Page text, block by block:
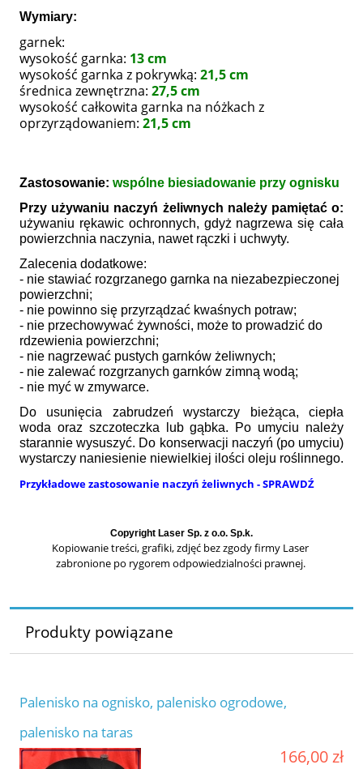
Wymiary:
garnek:
wysokość garnka: 13 cm
wysokość garnka z pokrywką: 21,5 cm
średnica zewnętrzna: 27,5 cm
wysokość całkowita garnka na nóżkach z
oprzyrządowaniem: 21,5 cm
Zastosowanie: wspólne biesiadowanie przy ognisku
Przy używaniu naczyń żeliwnych należy pamiętać o:
używaniu rękawic ochronnych, gdyż nagrzewa się cała
powierzchnia naczynia, nawet rączki i uchwyty.
Zalecenia dodatkowe:
- nie stawiać rozgrzanego garnka na niezabezpieczonej
powierzchni;
- nie powinno się przyrządzać kwaśnych potraw;
- nie przechowywać żywności, może to prowadzić do
rdzewienia powierzchni;
- nie nagrzewać pustych garnków żeliwnych;
- nie zalewać rozgrzanych garnków zimną wodą;
- nie myć w zmywarce.
Do usunięcia zabrudzeń wystarczy bieżąca, ciepła
woda oraz szczoteczka lub gąbka. Po umyciu należy
starannie wysuszyć. Do konserwacji naczyń (po umyciu)
wystarczy naniesienie niewielkiej ilości oleju roślinnego.
Przykładowe zastosowanie naczyń żeliwnych - SPRAWDŹ
Copyright Laser Sp. z o.o. Sp.k.
Kopiowanie treści, grafiki, zdjęć bez zgody firmy Laser
zabronione po rygorem odpowiedzialności prawnej.
Produkty powiązane
Palenisko na ognisko, palenisko ogrodowe,
palenisko na taras
166,00 zł